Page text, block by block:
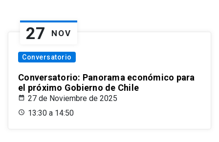
27 NOV
Conversatorio
Conversatorio: Panorama económico para
el próximo Gobierno de Chile
27 de Noviembre de 2025
13:30 a 14:50